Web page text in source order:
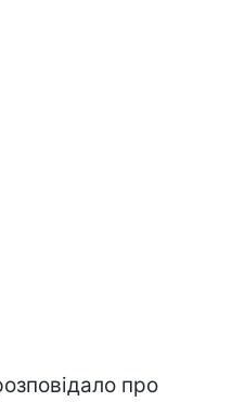
про